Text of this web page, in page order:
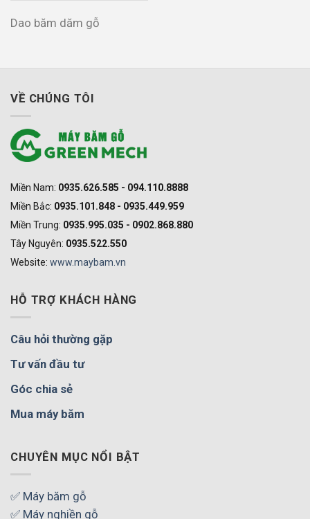
Dao băm dăm gỗ
VỀ CHÚNG TÔI
Miền Nam: 0935.626.585 - 094.110.8888
Miền Bắc: 0935.101.848 - 0935.449.959
Miền Trung: 0935.995.035 - 0902.868.880
Tây Nguyên: 0935.522.550
Website: www.maybam.vn
HỖ TRỢ KHÁCH HÀNG
Câu hỏi thường gặp
Tư vấn đầu tư
Góc chia sẻ
Mua máy băm
CHUYÊN MỤC NỔI BẬT
✅ Máy băm gỗ
✅ Máy nghiền gỗ